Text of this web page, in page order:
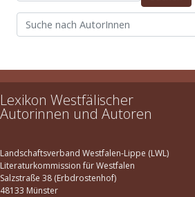
Lexikon Westfälischer
Autorinnen und Autoren
Landschaftsverband Westfalen-Lippe (LWL)
Literaturkommission für Westfalen
Salzstraße 38 (Erbdrostenhof)
48133 Münster